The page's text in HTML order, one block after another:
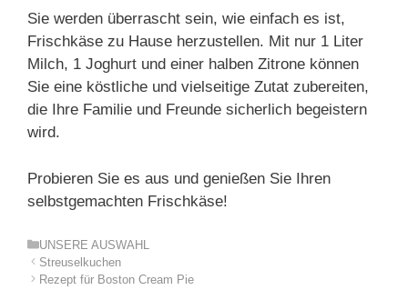
Sie werden überrascht sein, wie einfach es ist,
Frischkäse zu Hause herzustellen. Mit nur 1 Liter
Milch, 1 Joghurt und einer halben Zitrone können
Sie eine köstliche und vielseitige Zutat zubereiten,
die Ihre Familie und Freunde sicherlich begeistern
wird.
Probieren Sie es aus und genießen Sie Ihren
selbstgemachten Frischkäse!
Kategorien
UNSERE AUSWAHL
Streuselkuchen
Rezept für Boston Cream Pie